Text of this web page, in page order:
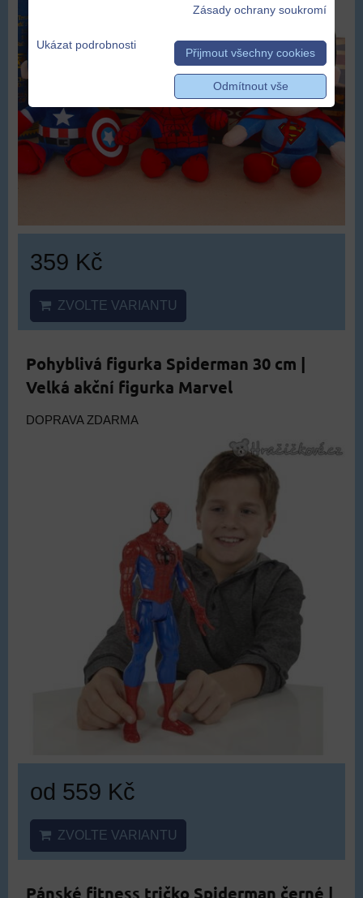
359 Kč
ZVOLTE VARIANTU
Pohyblivá figurka Spiderman 30 cm |
Velká akční figurka Marvel
DOPRAVA ZDARMA
od 559 Kč
ZVOLTE VARIANTU
Pánské fitness tričko Spiderman černé |
Zásady ochrany soukromí
Ukázat podrobnosti
Přijmout všechny cookies
Odmítnout vše